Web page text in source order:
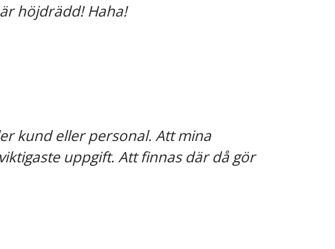
höjdrädd! Haha!
kund eller personal. Att mina
uppgift. Att finnas där då gör